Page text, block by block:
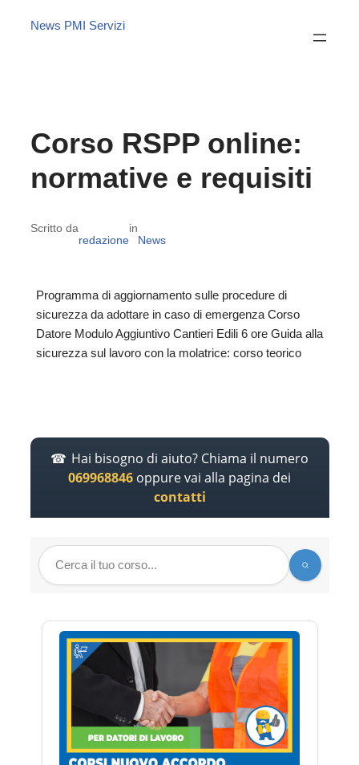
News PMI Servizi
Corso RSPP online:
normative e requisiti
Scritto da
redazione
in
News
Programma di aggiornamento sulle procedure di
sicurezza da adottare in caso di emergenza Corso
Datore Modulo Aggiuntivo Cantieri Edili 6 ore Guida alla
sicurezza sul lavoro con la molatrice: corso teorico
Hai bisogno di aiuto? Chiama il numero
069968846 oppure vai alla pagina dei
contatti